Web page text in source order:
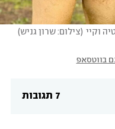
וקיי (צילום: שרון גניש)
בווטסאפ
7 תגובות